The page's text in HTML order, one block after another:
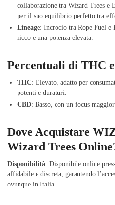
collaborazione tra Wizard Trees e
per il suo equilibrio perfetto tra
Lineage: Incrocio tra Rope Fuel e
ricco e una potenza elevata.
Percentuali di THC
THC: Elevato, adatto per
potenti e duraturi.
CBD: Basso, con un focus
Dove Acquistare
Wizard Trees
Disponibilità: Disponibile online
affidabile e discreta, garantendo
ovunque in Italia.